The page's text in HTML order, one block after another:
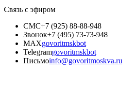
Связь с эфиром
СМС+7 (925) 88-88-948
Звонок+7 (495) 73-73-948
MAXgovoritmskbot
Telegramgovoritmskbot
Письмоinfo@govoritmoskva.ru